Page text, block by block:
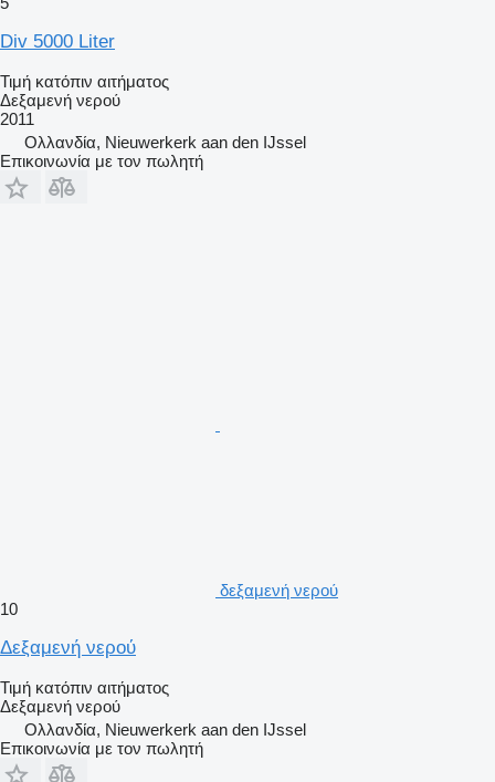
Div 5000 Liter
Τιμή κατόπιν αιτήματος
Δεξαμενή νερού
2011
Ολλανδία, Nieuwerkerk aan den IJssel
Επικοινωνία με τον πωλητή
δεξαμενή νερού
10
Δεξαμενή νερού
Τιμή κατόπιν αιτήματος
Δεξαμενή νερού
Ολλανδία, Nieuwerkerk aan den IJssel
Επικοινωνία με τον πωλητή